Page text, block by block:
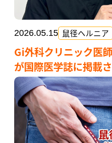
2026.05.15 鼠径ヘルニア
Gi外科クリニック医
が国際医学誌に掲載